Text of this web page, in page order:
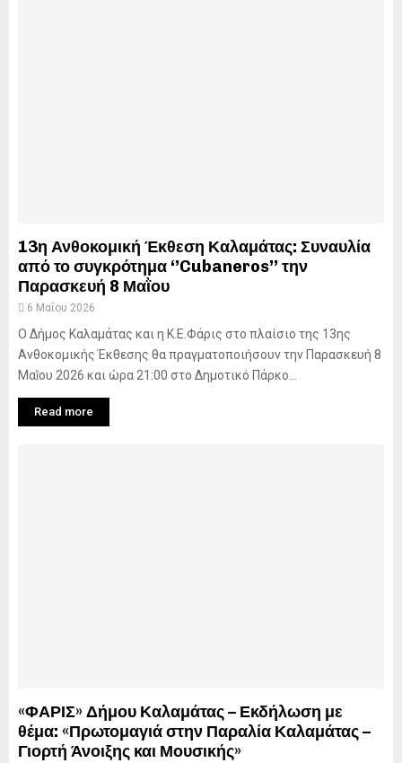
13η Ανθοκομική Έκθεση Καλαμάτας: Συναυλία
από το συγκρότημα ‘’Cubaneros’’ την
Παρασκευή 8 Μαῒου
6 Μαΐου 2026
Ο Δήμος Καλαμάτας και η Κ.Ε.Φάρις στο πλαίσιο της 13ης
Ανθοκομικής Έκθεσης θα πραγματοποιήσουν την Παρασκευή 8
Μαῒου 2026 και ώρα 21:00 στο Δημοτικό Πάρκο...
Read more
«ΦΑΡΙΣ» Δήμου Καλαμάτας – Εκδήλωση με
θέμα: «Πρωτομαγιά στην Παραλία Καλαμάτας –
Γιορτή Άνοιξης και Μουσικής»